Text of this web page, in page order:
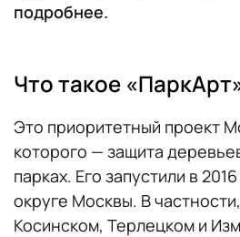
подробнее.
Что такое
Это приоритетный проект
которого — защита
парках. Его запустили в
округе Москвы. В
Косинском, Терлецком и